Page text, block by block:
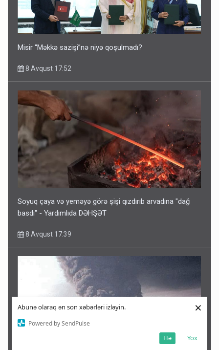
Abunə olaraq ən son xəbərləri izləyin.
Powered by SendPulse
Yox
Hə
×
Misir “Məkkə sazişi”nə niyə qoşulmadı?
8 Avqust 17:52
Soyuq çaya və yeməyə görə şişi qızdırıb arvadına "dağ
basdı" - Yardımlıda DƏHŞƏT
8 Avqust 17:39